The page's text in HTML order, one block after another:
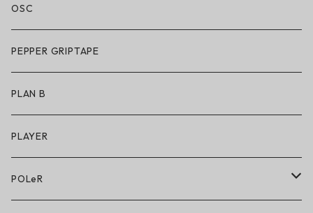
シューズ
アパレル
アクセサリー
キッズシューズ
アパレル
サングラス
アンダーウェア
シューズ
アクセサリー・小物
OSC
PEPPER GRIPTAPE
PLAN B
PLAYER
POLeR